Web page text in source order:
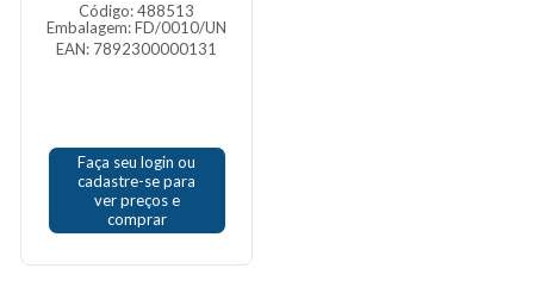
Código: 488513
Embalagem: FD/0010/UN
EAN: 7892300000131
Faça seu login ou
cadastre-se para
ver preços e
comprar